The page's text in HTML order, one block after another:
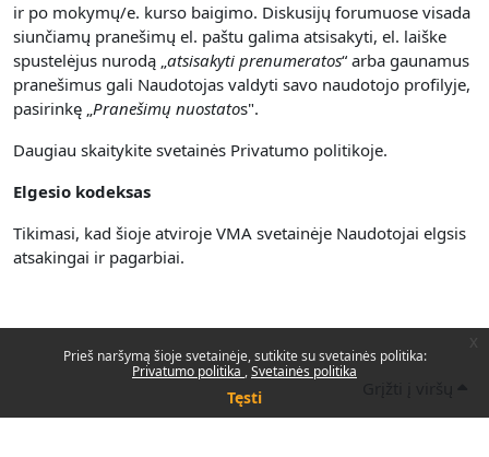
Prieš naršymą šioje svetainėje, sutikite su svetainės politika:
Privatumo politika Svetainės politika
Tęsti
ir po mokymų/e. kurso baigimo. Diskusijų forumuose visada
siunčiamų pranešimų el. paštu galima atsisakyti, el. laiške
spustelėjus nurodą „atsisakyti prenumeratos“ arba gaunamus
pranešimus gali Naudotojas valdyti savo naudotojo profilyje,
pasirinkę „Pranešimų nuostatos".
Daugiau skaitykite svetainės Privatumo politikoje.
Elgesio kodeksas
Tikimasi, kad šioje atviroje VMA svetainėje Naudotojai elgsis
atsakingai ir pagarbiai.